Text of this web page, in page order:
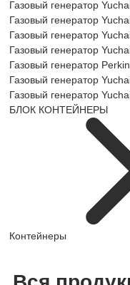
Газовый генератор
Газовый генератор
Газовый генератор
Газовый генератор
Газовый генератор
Газовый генератор
Газовый генератор
БЛОК КОНТЕЙНЕРЫ
Контейнеры